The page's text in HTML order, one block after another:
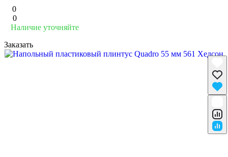
0
0
Наличие уточняйте
Заказать